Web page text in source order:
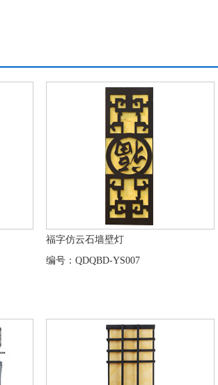
福字仿云石墙壁灯
编号：QDQBD-YS007